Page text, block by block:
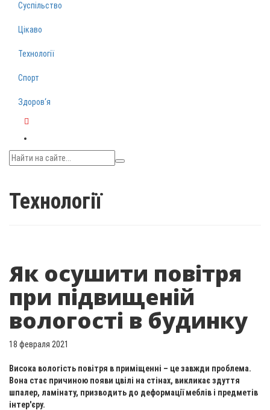
Суспільство
Цікаво
Технології
Спорт
Здоров‘я
Технології
Як осушити повітря
при підвищеній
вологості в будинку
18 февраля 2021
Висока вологість повітря в приміщенні – це завжди проблема.
Вона стає причиною появи цвілі на стінах, викликає здуття
шпалер, ламінату, призводить до деформації меблів і предметів
інтер'єру.